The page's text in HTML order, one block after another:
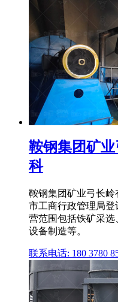
鞍钢集团矿
科
鞍钢集团矿业弓长岭
市工商行政管理局
营范围包括铁矿采
设备制造等。
联系电话: 180 3780